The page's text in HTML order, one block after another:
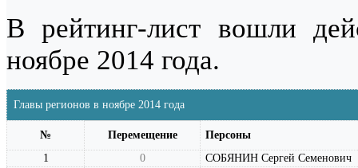
В рейтинг-лист вошли
ноябре 2014 года.
Главы регионов в ноябре 2014 года
№ Перемещение
Персоны
1
0
СОБЯНИН Сергей Семенович